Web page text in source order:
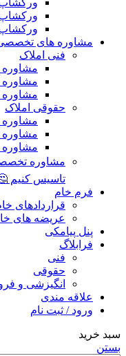
ورکشاپ
ورکشاپ
ورکشاپ
مشاوره های
فنی املاک
مشاوره
مشاوره
حقوقی املاک
مشاوره
مشاوره
مشاوره
تاسیس کنیم
فرم خام
قراردادهای
عریضه های
پنل پیامکی
فرابلاگ
فنی
حقوقی
انگیزشی و
علاقه مندی
ورود / ثبت نام
سبد خرید
بستن